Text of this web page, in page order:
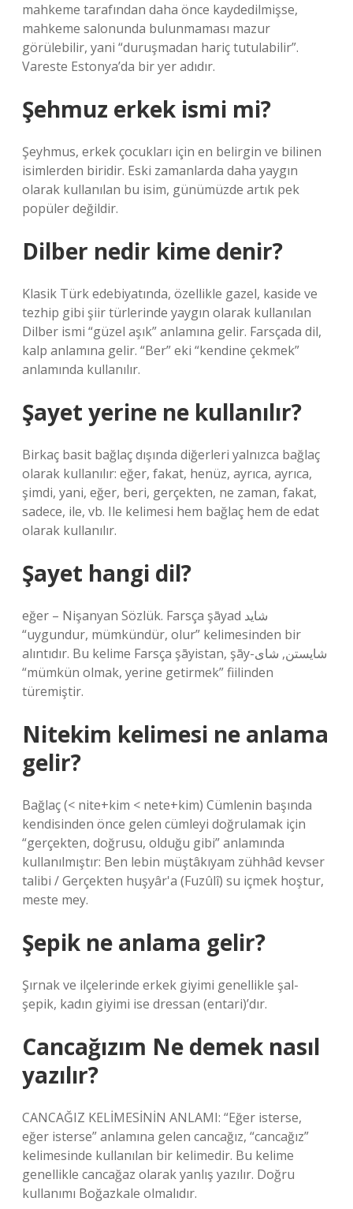
mahkeme tarafından daha önce kaydedilmişse,
mahkeme salonunda bulunmaması mazur
görülebilir, yani “duruşmadan hariç tutulabilir”.
Vareste Estonya’da bir yer adıdır.
Şehmuz erkek ismi mi?
Şeyhmus, erkek çocukları için en belirgin ve bilinen
isimlerden biridir. Eski zamanlarda daha yaygın
olarak kullanılan bu isim, günümüzde artık pek
popüler değildir.
Dilber nedir kime denir?
Klasik Türk edebiyatında, özellikle gazel, kaside ve
tezhip gibi şiir türlerinde yaygın olarak kullanılan
Dilber ismi “güzel aşık” anlamına gelir. Farsçada dil,
kalp anlamına gelir. “Ber” eki “kendine çekmek”
anlamında kullanılır.
Şayet yerine ne kullanılır?
Birkaç basit bağlaç dışında diğerleri yalnızca bağlaç
olarak kullanılır: eğer, fakat, henüz, ayrıca, ayrıca,
şimdi, yani, eğer, beri, gerçekten, ne zaman, fakat,
sadece, ile, vb. Ile kelimesi hem bağlaç hem de edat
olarak kullanılır.
Şayet hangi dil?
eğer – Nişanyan Sözlük. Farsça şāyad شاید
“uygundur, mümkündür, olur” kelimesinden bir
alıntıdır. Bu kelime Farsça şāyistan, şāy-شایستن, شای
“mümkün olmak, yerine getirmek” fiilinden
türemiştir.
Nitekim kelimesi ne anlama
gelir?
Bağlaç (< nite+kim < nete+kim) Cümlenin başında
kendisinden önce gelen cümleyi doğrulamak için
“gerçekten, doğrusu, olduğu gibi” anlamında
kullanılmıştır: Ben lebin müştâkıyam zühhâd kevser
talibi / Gerçekten huşyâr'a (Fuzûlî) su içmek hoştur,
meste mey.
Şepik ne anlama gelir?
Şırnak ve ilçelerinde erkek giyimi genellikle şal-
şepik, kadın giyimi ise dressan (entari)’dır.
Cancağızım Ne demek nasıl
yazılır?
CANCAĞIZ KELİMESİNİN ANLAMI: “Eğer isterse,
eğer isterse” anlamına gelen cancağız, “cancağız”
kelimesinde kullanılan bir kelimedir. Bu kelime
genellikle cancağaz olarak yanlış yazılır. Doğru
kullanımı Boğazkale olmalıdır.